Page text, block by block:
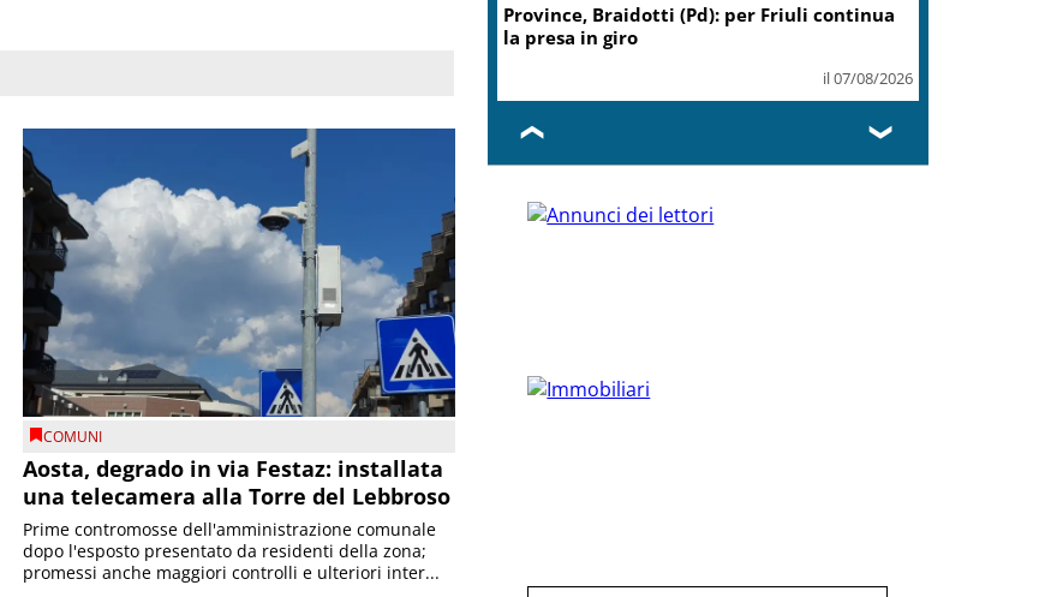
COMUNI
Aosta, degrado in via Festaz: installata
una telecamera alla Torre del Lebbroso
Prime contromosse dell'amministrazione comunale
dopo l'esposto presentato da residenti della zona;
promessi anche maggiori controlli e ulteriori inter...
Province, Braidotti (Pd): per Friuli continua
la presa in giro
il 07/08/2026
❮ ❯